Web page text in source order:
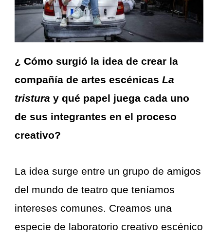
¿ Cómo surgió la idea de crear la
compañía de artes escénicas La
tristura y qué papel juega cada uno
de sus integrantes en el proceso
creativo?
La idea surge entre un grupo de amigos
del mundo de teatro que teníamos
intereses comunes. Creamos una
especie de laboratorio creativo escénico